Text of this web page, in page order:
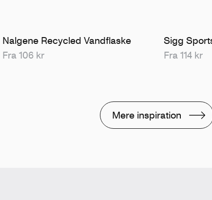
Nalgene Recycled Vandflaske
Fra 106 kr
Sigg
Fra 114 kr
Mere inspiration